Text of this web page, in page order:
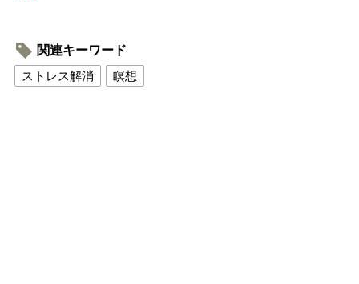
関連キーワード
ストレス解消
瞑想